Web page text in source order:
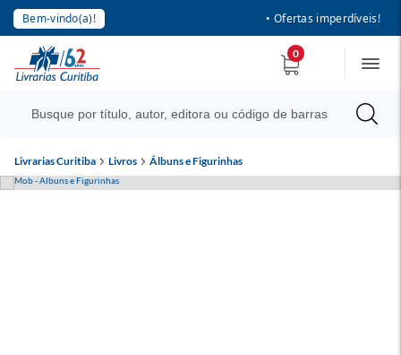
Bem-vindo(a)! • Ofertas imperdíveis!
0
Livrarias Curitiba Livros Álbuns e Figurinhas